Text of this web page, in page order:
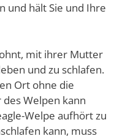
und hält Sie und Ihre
mit ihrer Mutter
und zu schlafen.
Ort ohne die
Welpen kann
Welpe aufhört zu
kann, muss